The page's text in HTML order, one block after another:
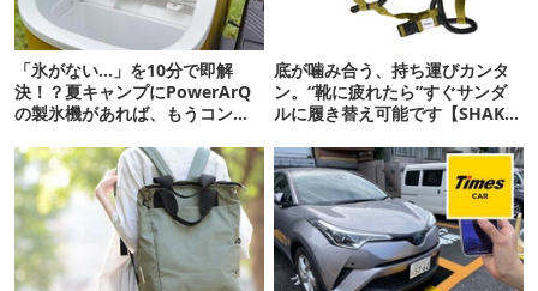
「氷がない…」を10分で即解
決！？夏キャンプにPowerArQ
の製氷機があれば、もうコンビ
底が噛み合う、持ち運びカンタ
ン。“靴に疲れたら”すぐサンダ
ルに履き替え可能です【SHAKA